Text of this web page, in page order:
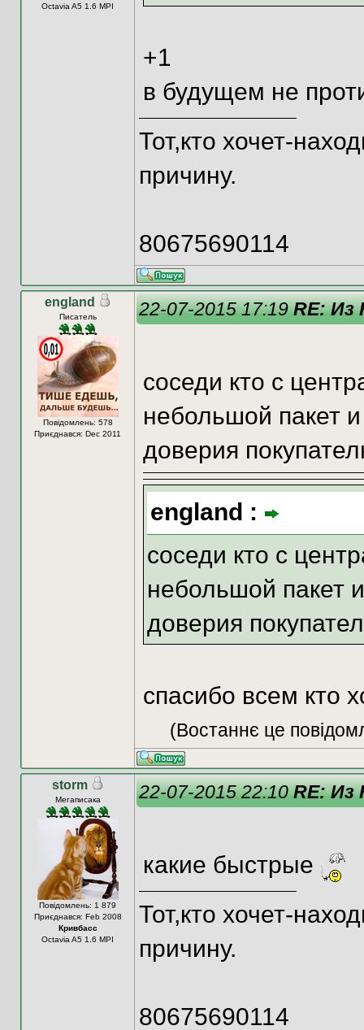
Octavia A5 1.6 MPI
+1
в будущем не
Тот,кто хочет-
причину.
80675690114
england
Писатель
Повідомлень: 578
Приєднався: Dec 2011
22-07-2015 17:19RE: Из
соседи кто с
небольшой пакет
доверия
england :
соседи кто с
небольшой пакет
доверия
спасибо всем кто
(Востаннє це
storm
Мегаписака
Повідомлень: 1 879
Приєднався: Feb 2008
Кривбасс
Octavia A5 1.6 MPI
22-07-2015 22:10RE: Из
какие быстрые
Тот,кто хочет-
причину.
80675690114